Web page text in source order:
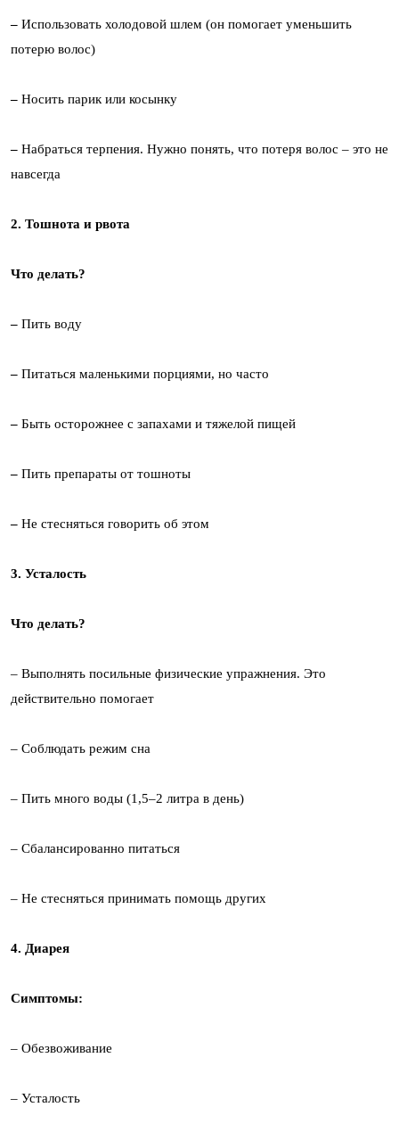
– Использовать холодовой шлем (он помогает уменьшить
потерю волос)
– Носить парик или косынку
– Набраться терпения. Нужно понять, что потеря волос – это не
навсегда
2. Тошнота и рвота
Что делать?
– Пить воду
– Питаться маленькими порциями, но часто
– Быть осторожнее с запахами и тяжелой пищей
– Пить препараты от тошноты
– Не стесняться говорить об этом
3. Усталость
Что делать?
– Выполнять посильные физические упражнения. Это
действительно помогает
– Соблюдать режим сна
– Пить много воды (1,5–2 литра в день)
– Сбалансированно питаться
– Не стесняться принимать помощь других
4. Диарея
Симптомы:
– Обезвоживание
– Усталость